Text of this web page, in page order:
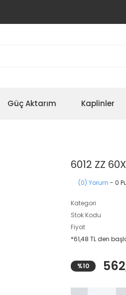
Güç Aktarım Kaplinler
6012 ZZ
(0) Yorum - 0
Kategori
Stok Kodu
Fiyat
*61,48 TL den
%10